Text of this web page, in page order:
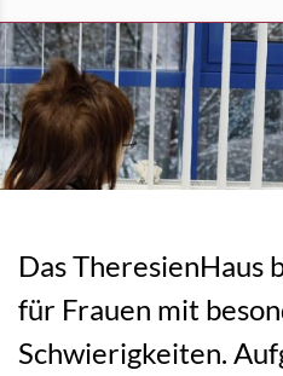
Das TheresienHaus
für Frauen mit
Schwierigkeiten.